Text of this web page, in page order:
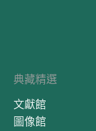
典藏精選
文獻館
圖像館